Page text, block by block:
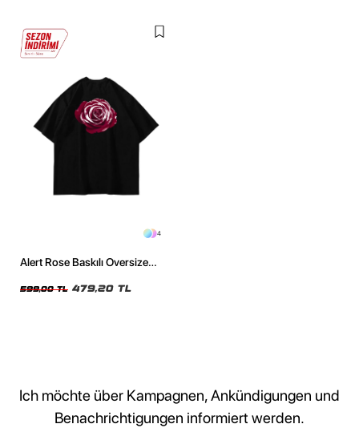
4
Alert Rose Baskılı Oversize
599,00 TL 479,20 TL
Ich möchte über Kampagnen, Ankündigungen und
Benachrichtigungen informiert werden.